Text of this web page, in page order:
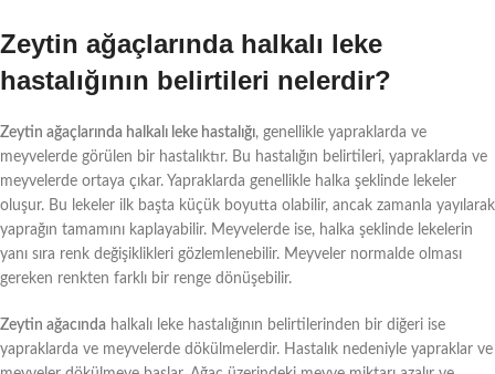
Zeytin ağaçlarında halkalı leke
hastalığının belirtileri nelerdir?
Zeytin ağaçlarında halkalı leke hastalığı, genellikle yapraklarda ve
meyvelerde görülen bir hastalıktır. Bu hastalığın belirtileri, yapraklarda ve
meyvelerde ortaya çıkar. Yapraklarda genellikle halka şeklinde lekeler
oluşur. Bu lekeler ilk başta küçük boyutta olabilir, ancak zamanla yayılarak
yaprağın tamamını kaplayabilir. Meyvelerde ise, halka şeklinde lekelerin
yanı sıra renk değişiklikleri gözlemlenebilir. Meyveler normalde olması
gereken renkten farklı bir renge dönüşebilir.
Zeytin ağacında halkalı leke hastalığının belirtilerinden bir diğeri ise
yapraklarda ve meyvelerde dökülmelerdir. Hastalık nedeniyle yapraklar ve